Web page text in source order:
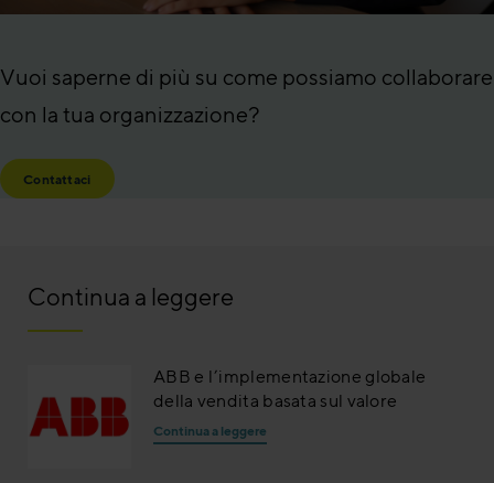
Vuoi saperne di più su come possiamo collaborare
con la tua organizzazione?
Contattaci
Continua a leggere
ABB e l’implementazione globale
della vendita basata sul valore
Continua a leggere